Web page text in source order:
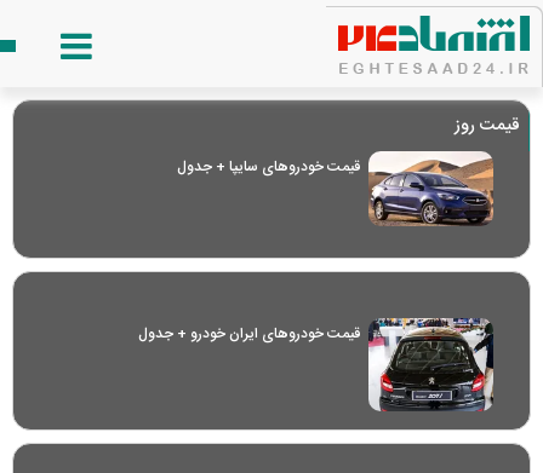
قیمت روز
قیمت خودرو‌های سایپا + جدول
قیمت خودرو‌های ایران خودرو + جدول